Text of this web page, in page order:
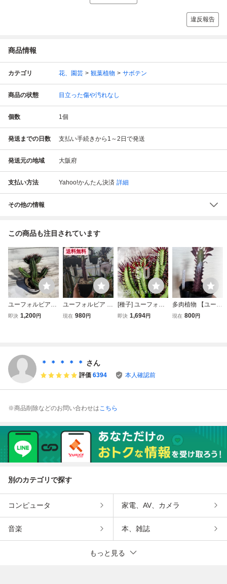
違反報告
商品情報
カテゴリ 花、園芸 観葉植物 サボテン
商品の状態 目立った傷や汚れなし
個数 1個
発送までの日数 支払い手続きから1～2日で発送
発送元の地域 大阪府
支払い方法 Yahoo!かんたん決済 詳細
その他の情報
この商品も注目されています
ユーフォルビア・
紅彩閣 3号 8月
取引発送歓迎
即決 1,200円
送料無料
ユーフォルビア 紅
彩雲閣
現在 980円
[種子] ユーフォル
ビア エノプラ 紅
即決 1,694円
多肉植物 【ユーフ
ォルビア・紅葉彩
現在 800円
＊ ＊ ＊ ＊ ＊ さん
評価 6394 本人確認前
※商品削除などのお問い合わせはこちら
別のカテゴリで探す
コンピュータ 家電、AV、カメラ
音楽 本、雑誌
もっと見る